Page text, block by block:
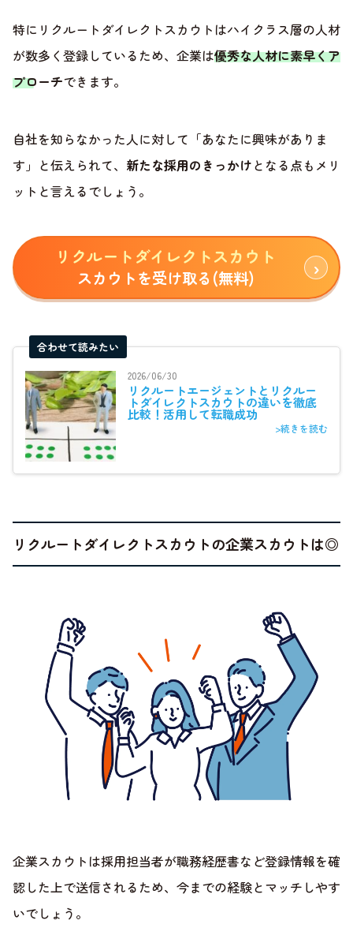
特にリクルートダイレクトスカウトはハイクラス層の人材
が数多く登録しているため、企業は優秀な人材に素早くア
プローチできます。
自社を知らなかった人に対して「あなたに興味がありま
す」と伝えられて、 新たな採用のきっかけとなる点もメリ
ットと言えるでしょう。
リクルートダイレクトスカウト
スカウトを受け取る(無料)
合わせて読みたい
2026/06/30
リクルートエージェントとリクルー
トダイレクトスカウトの違いを徹底
比較！活用して転職成功
>続きを読む
リクルートダイレクトスカウトの企業スカウトは◎
企業スカウトは採用担当者が職務経歴書など登録情報を確
認した上で送信されるため、今までの経験とマッチしやす
いでしょう。